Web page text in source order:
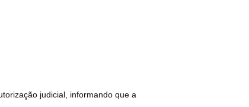
judicial, informando que a